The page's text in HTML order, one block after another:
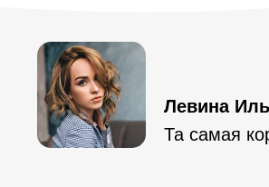
Левина
Та самая